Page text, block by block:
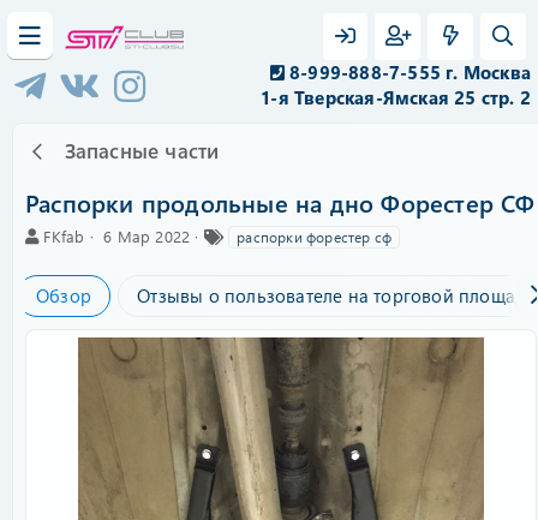
8-999-888-7-555 г. Москва
1-я Тверская-Ямская 25 стр. 2
Запасные части
Распорки продольные на дно Форестер СФ
А
т
о
р
FKfab
C
e
a
i
d
e
6 Мар 2022
и
распорки форестер сф
Обзор Отзывы о пользователе на торговой